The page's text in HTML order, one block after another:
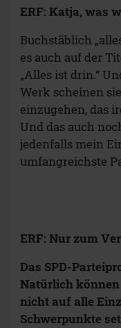
ERF: Katja, was
Buchstäblich
es auch auf der
„Alles ist drin.“
Werk scheinen
einzugehen, das
Und das auch
jedenfalls mein
umfangreichste
ERF: Nur zum
Das SPD-
Natürlich
nicht auf alle
Schwerpunkte